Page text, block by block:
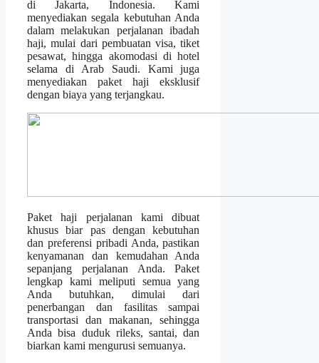
di Jakarta, Indonesia. Kami
menyediakan segala kebutuhan Anda
dalam melakukan perjalanan ibadah
haji, mulai dari pembuatan visa, tiket
pesawat, hingga akomodasi di hotel
selama di Arab Saudi. Kami juga
menyediakan paket haji eksklusif
dengan biaya yang terjangkau.
Paket haji perjalanan kami dibuat
khusus biar pas dengan kebutuhan
dan preferensi pribadi Anda, pastikan
kenyamanan dan kemudahan Anda
sepanjang perjalanan Anda. Paket
lengkap kami meliputi semua yang
Anda butuhkan, dimulai dari
penerbangan dan fasilitas sampai
transportasi dan makanan, sehingga
Anda bisa duduk rileks, santai, dan
biarkan kami mengurusi semuanya.